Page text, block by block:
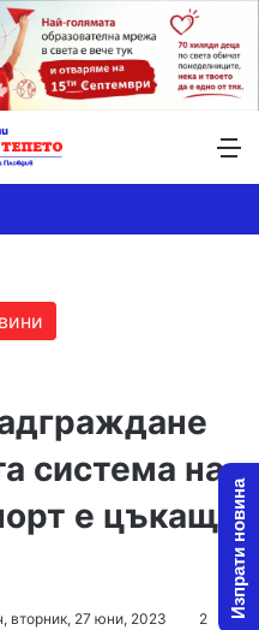
система на
е цъкаща
вторник, 27 юни, 2023 2 Изпрати новина